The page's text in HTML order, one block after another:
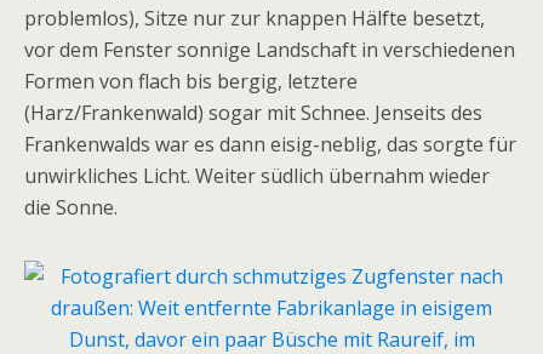
problemlos), Sitze nur zur knappen Hälfte besetzt,
vor dem Fenster sonnige Landschaft in verschiedenen
Formen von flach bis bergig, letztere
(Harz/Frankenwald) sogar mit Schnee. Jenseits des
Frankenwalds war es dann eisig-neblig, das sorgte für
unwirkliches Licht. Weiter südlich übernahm wieder
die Sonne.